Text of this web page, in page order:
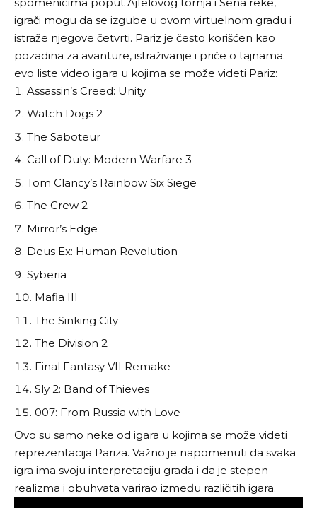
igrači mogu da se izgube u ovom virtuelnom gradu i
istraže njegove četvrti. Pariz je često korišćen kao
pozadina za avanture, istraživanje i priče o tajnama.
evo liste video igara u kojima se može videti Pariz:
Assassin’s Creed: Unity
Watch Dogs 2
The Saboteur
Call of Duty: Modern Warfare 3
Tom Clancy’s Rainbow Six Siege
The Crew 2
Mirror’s Edge
Deus Ex: Human Revolution
Syberia
Mafia III
The Sinking City
The Division 2
Final Fantasy VII Remake
Sly 2: Band of Thieves
007: From Russia with Love
Ovo su samo neke od igara u kojima se može videti
reprezentacija Pariza. Važno je napomenuti da svaka
igra ima svoju interpretaciju grada i da je stepen
realizma i obuhvata varirao između različitih igara.